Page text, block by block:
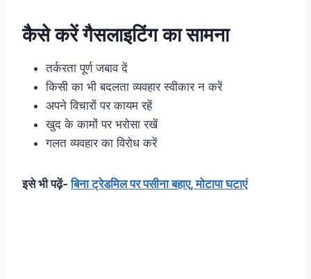
कैसे करें गैसलाइटिंग का सामना
तर्करता पूर्ण जबाव दें
किसी का भी बदलता व्यवहार स्वीकार न करें
अपने विचारों पर कायम रहें
खुद के कामों पर भरोसा रखें
गलत व्यवहार का विरोध करें
इसे भी पढ़ें-बिना ट्रेडमिल पर पसीना बहाए, मोटापा घटाएं